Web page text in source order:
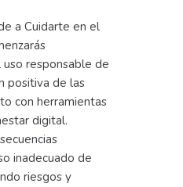
a Cuidarte en el
responsable de
positiva de las
con herramientas
digital.
inadecuado de
riesgos y